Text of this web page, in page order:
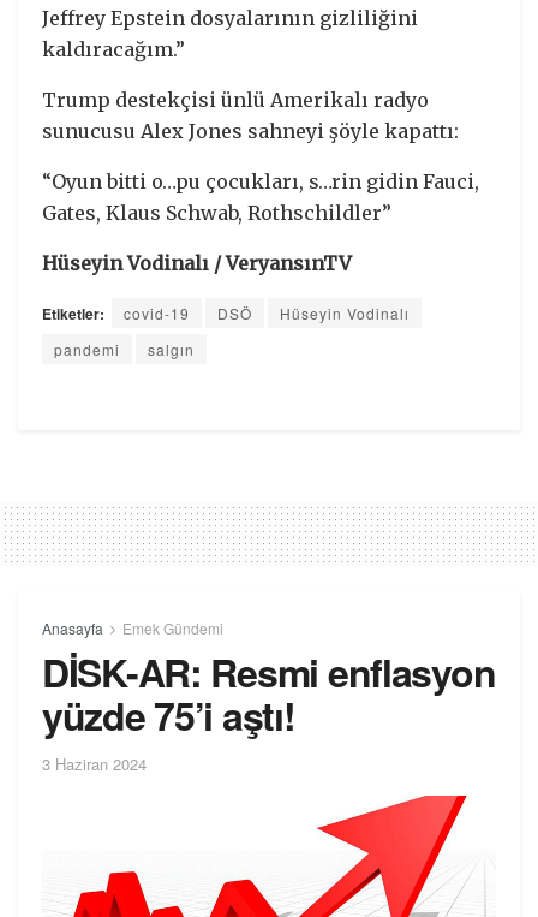
Jeffrey Epstein dosyalarının gizliliğini
kaldıracağım.”
Trump destekçisi ünlü Amerikalı radyo
sunucusu Alex Jones sahneyi şöyle kapattı:
“Oyun bitti o…pu çocukları, s…rin gidin Fauci,
Gates, Klaus Schwab, Rothschildler”
Hüseyin Vodinalı / VeryansınTV
Etiketler: covid-19 DSÖ
Hüseyin Vodinalı
pandemi
salgın
Anasayfa Emek Gündemi
DİSK-AR: Resmi enflasyon
yüzde 75’i aştı!
3 Haziran 2024